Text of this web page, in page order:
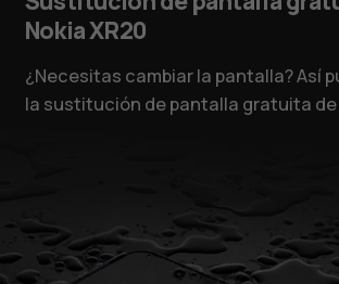
Nokia XR20
¿Necesitas cambiar la pantalla? Así
la sustitución de pantalla gratuita de